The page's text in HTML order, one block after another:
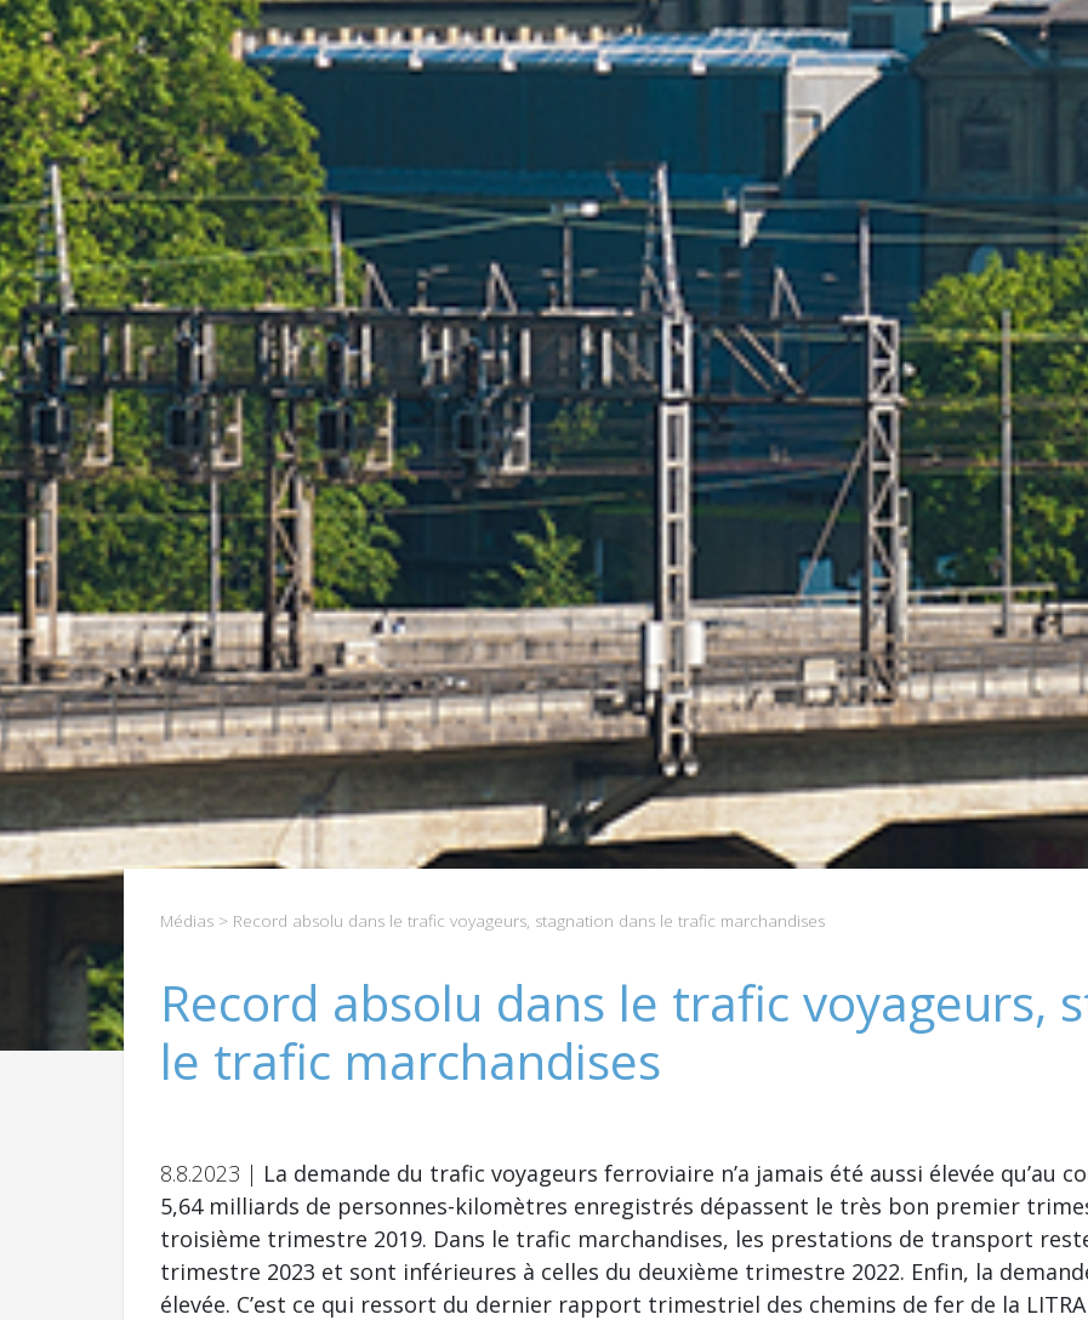
Médias > Record absolu dans le trafic voyageurs, stagnation dans le trafic marchandises
Record absolu dans le trafic voyageurs,
le trafic marchandises
8.8.2023 | La demande du trafic voyageurs ferroviaire n’a jamais été aussi élevée qu’au
5,64 milliards de personnes-kilomètres enregistrés dépassent le très bon premier
troisième trimestre 2019. Dans le trafic marchandises, les prestations de transport
trimestre 2023 et sont inférieures à celles du deuxième trimestre 2022. Enfin, la
élevée. C’est ce qui ressort du dernier rapport trimestriel des chemins de fer de la